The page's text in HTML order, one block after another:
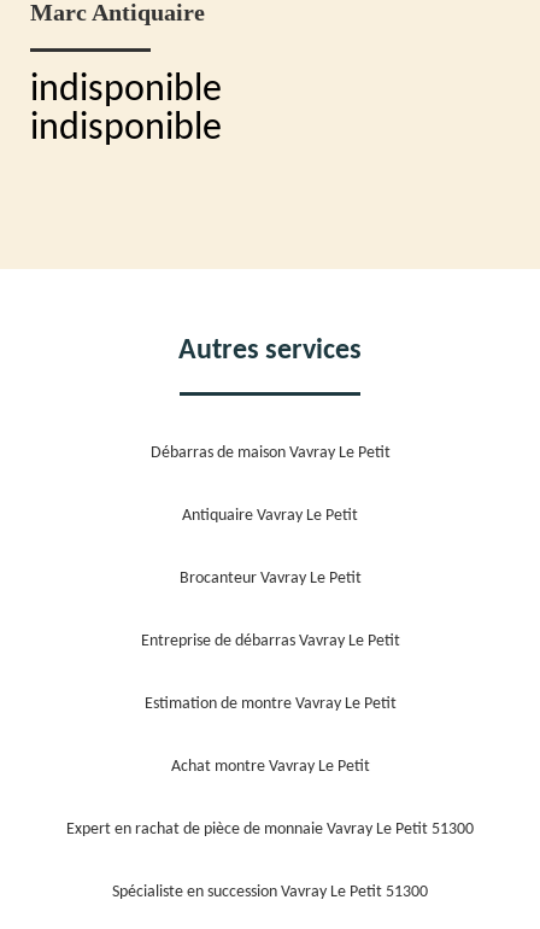
Marc Antiquaire
indisponible
indisponible
Autres services
Débarras de maison Vavray Le Petit
Antiquaire Vavray Le Petit
Brocanteur Vavray Le Petit
Entreprise de débarras Vavray Le Petit
Estimation de montre Vavray Le Petit
Achat montre Vavray Le Petit
Expert en rachat de pièce de monnaie Vavray Le Petit 51300
Spécialiste en succession Vavray Le Petit 51300